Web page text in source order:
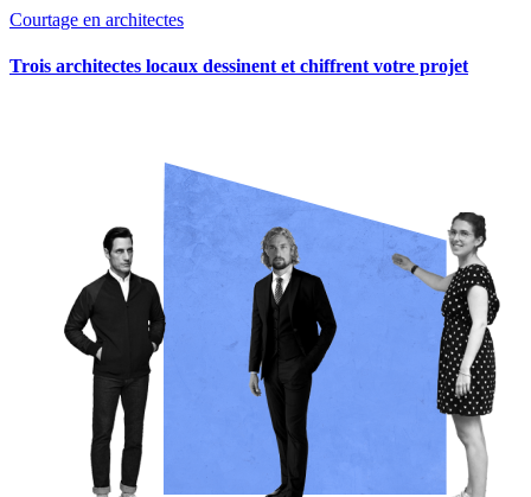
Courtage en architectes
Trois architectes locaux dessinent et chiffrent votre projet